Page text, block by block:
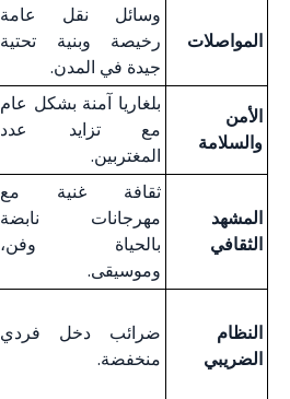
المواصلات
وسائل نقل عامة
رخيصة وبنية تحتية
جيدة في المدن.
الأمن
والسلامة
بلغاريا آمنة بشكل عام
مع تزايد عدد
المغتربين.
المشهد
الثقافي
ثقافة غنية مع
مهرجانات نابضة
بالحياة وفن،
وموسيقى.
النظام
الضريبي
ضرائب دخل فردي
منخفضة.